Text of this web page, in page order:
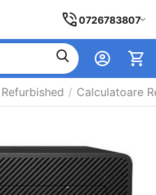
0726783807
/ Calculatoare